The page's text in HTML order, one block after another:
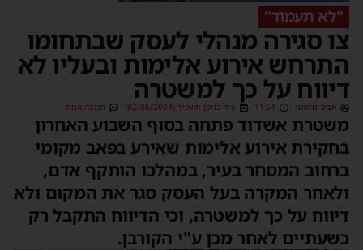
"לא תעמוד"
צו סגירה מנהלי לעסק שבתחומו
התרחש אירוע אלימות ובעליו לא
דיווח על כך למשטרה
אביב נחשוני 11:54 כ״ד בניסן תשפ״ד (02/05/2024) תגובה אחת
משטרת אשדוד פתחה בסוף השבוע האחרון
בחקירת אירוע אלימות שאירע בפאב מקומי
ברחוב המסחר בעיר, במהלכו הותקף אדם,
ולאחר המקרה בעל העסק סגר את המקום ולא
דיווח על כך למשטרה, וכי הדיווח התקבל רק
כשעתיים לאחר מכן ע"י הקורבן.